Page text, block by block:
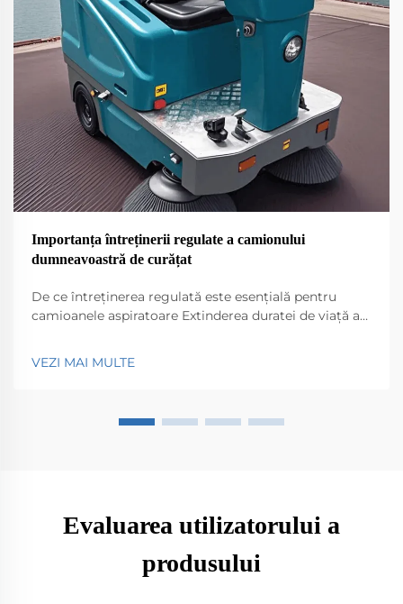
Importanța întreținerii regulate a camionului
dumneavoastră de curățat
De ce întreținerea regulată este esențială pentru
camioanele aspiratoare Extinderea duratei de viață a
necesită întreținere regulată dacă vrem să dureze mai
VEZI MAI MULTE
Evaluarea utilizatorului a
produsului